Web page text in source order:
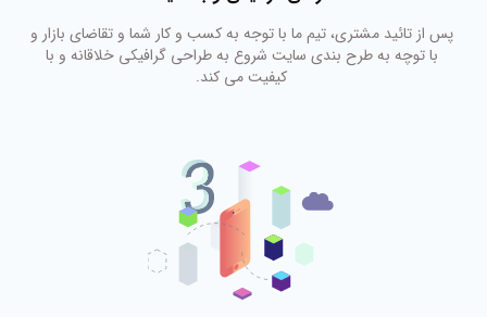
پس از تائید مشتری، تیم ما با توجه به کسب و کار شما و تقاضای بازار و
با توچه به طرح بندی سایت شروع به طراحی گرافیکی خلاقانه و با
کیفیت می کند.